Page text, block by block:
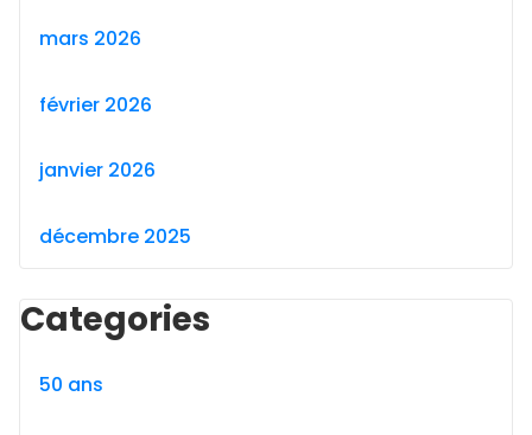
mars 2026
février 2026
janvier 2026
décembre 2025
Categories
50 ans